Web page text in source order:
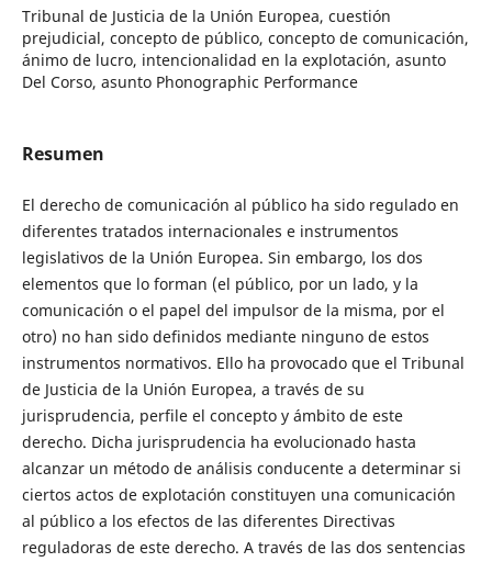
Tribunal de Justicia de la Unión Europea, cuestión
prejudicial, concepto de público, concepto de comunicación,
ánimo de lucro, intencionalidad en la explotación, asunto
Del Corso, asunto Phonographic Performance
Resumen
El derecho de comunicación al público ha sido regulado en
diferentes tratados internacionales e instrumentos
legislativos de la Unión Europea. Sin embargo, los dos
elementos que lo forman (el público, por un lado, y la
comunicación o el papel del impulsor de la misma, por el
otro) no han sido definidos mediante ninguno de estos
instrumentos normativos. Ello ha provocado que el Tribunal
de Justicia de la Unión Europea, a través de su
jurisprudencia, perfile el concepto y ámbito de este
derecho. Dicha jurisprudencia ha evolucionado hasta
alcanzar un método de análisis conducente a determinar si
ciertos actos de explotación constituyen una comunicación
al público a los efectos de las diferentes Directivas
reguladoras de este derecho. A través de las dos sentencias